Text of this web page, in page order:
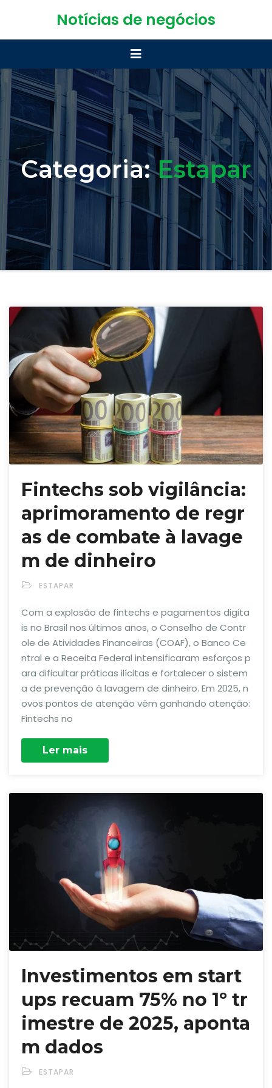
Notícias de negócios
Categoria:Estapar
Fintechs sob vigilância:
aprimoramento de regr
as de combate à lavage
m de dinheiro
ESTAPAR
Com a explosão de fintechs e pagamentos digita
is no Brasil nos últimos anos, o Conselho de Contr
ole de Atividades Financeiras (COAF), o Banco Ce
ntral e a Receita Federal intensificaram esforços p
ara dificultar práticas ilícitas e fortalecer o sistem
a de prevenção à lavagem de dinheiro. Em 2025, n
ovos pontos de atenção vêm ganhando atenção:
Fintechs no
Ler mais
Investimentos em start
ups recuam 75% no 1º tr
imestre de 2025, aponta
m dados
ESTAPAR